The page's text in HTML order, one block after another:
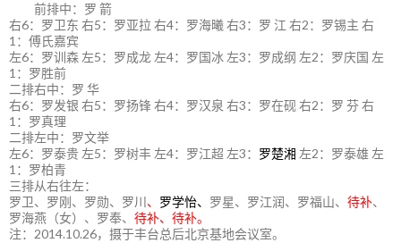
前排中：罗 箭
右6：罗卫东 右5：罗亚拉 右4：罗海曦 右3：罗 江 右2：罗锡主 右
1：傅氏嘉宾
左6：罗训森 左5：罗成龙 左4：罗国冰 左3：罗成纲 左2：罗庆国 左
1：罗胜前
二排右中：罗 华
右6：罗发银 右5：罗扬锋 右4：罗汉泉 右3：罗在砚 右2：罗 芬 右
1：罗真理
二排左中：罗文举
左6：罗泰贵 左5：罗树丰 左4：罗江超 左3： 罗楚湘 左2：罗泰雄 左
1：罗柏青
三排从右往左：
罗卫、罗刚、罗勋、罗川 、 罗学怡、 罗星、罗江润、罗福山、 待补、
罗海燕（女）、罗奉、 待补、待补。
注：2014.10.26，摄于丰台总后北京基地会议室。